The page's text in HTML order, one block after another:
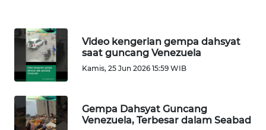
Video kengerian gempa dahsyat
saat guncang Venezuela
Kamis, 25 Jun 2026 15:59 WIB
Gempa Dahsyat Guncang
Venezuela, Terbesar dalam Seabad
LESUNG
WN
KARO
WN
SIMALUNGUN